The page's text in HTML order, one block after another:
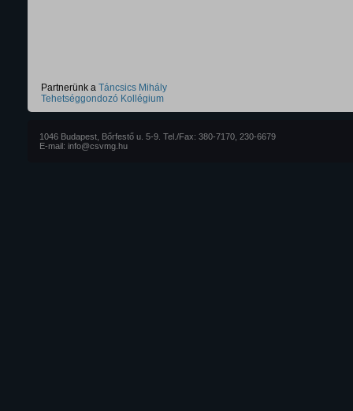
Partnerünk a Táncsics Mihály
Tehetséggondozó Kollégium
1046 Budapest, Bőrfestő u. 5-9. Tel./Fax: 380-7170, 230-6679
E-mail: info@csvmg.hu